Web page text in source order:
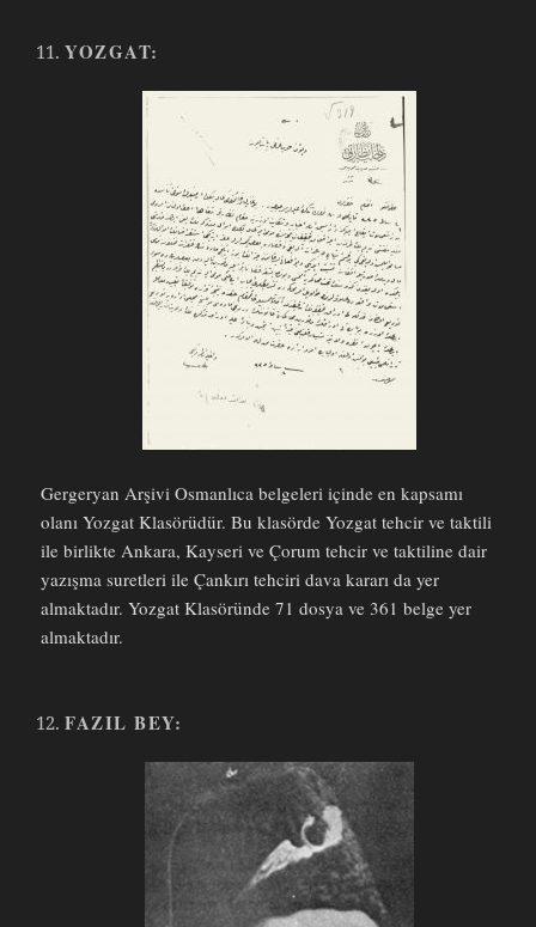
YOZGAT:
Gergeryan Arşivi Osmanlıca belgeleri içinde en kapsamı
olanı Yozgat Klasörüdür. Bu klasörde Yozgat tehcir ve taktili
ile birlikte Ankara, Kayseri ve Çorum tehcir ve taktiline dair
yazışma suretleri ile Çankırı tehciri dava kararı da yer
almaktadır. Yozgat Klasöründe 71 dosya ve 361 belge yer
almaktadır.
FAZIL BEY: